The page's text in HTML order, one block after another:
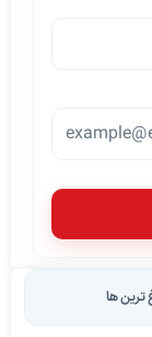
ترین ها